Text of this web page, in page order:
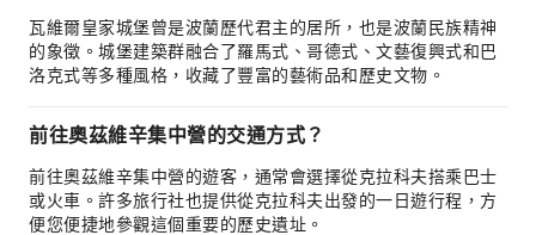
瓦維爾皇家城堡曾是波蘭歷代君主的居所，也是波蘭民族精神
的象徵。城堡建築群融合了羅馬式、哥德式、文藝復興式和巴
洛克式等多種風格，收藏了豐富的藝術品和歷史文物。
前往奧茲維辛集中營的交通方式？
前往奧茲維辛集中營的遊客，通常會選擇從克拉科夫搭乘巴士
或火車。許多旅行社也提供從克拉科夫出發的一日遊行程，方
便您便捷地參觀這個重要的歷史遺址。